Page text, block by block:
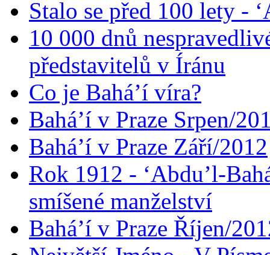
Stalo se před 100 lety -
10 000 dnů
představitelů v Íránu
Co je Bahá’í víra?
Bahá’í v Praze Srpen/
Bahá’í v Praze Září/2012
Rok 1912 - ‘Abdu’l-
smíšené manželství
Bahá’í v Praze Říjen/